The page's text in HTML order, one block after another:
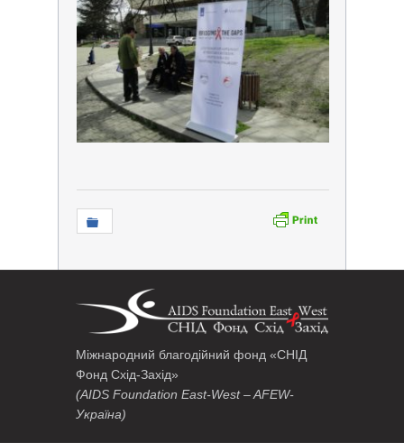
Міжнародний благодійний фонд «СНІД
Фонд Схід-Захід»
(AIDS Foundation East-West – AFEW-
Україна)